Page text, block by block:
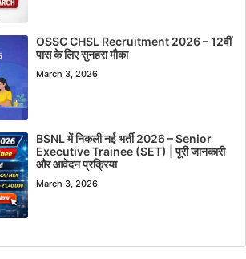
OSSC CHSL Recruitment 2026 – 12वीं
पास के लिए सुनहरा मौका
March 3, 2026
BSNL में निकली नई भर्ती 2026 – Senior
Executive Trainee (SET) | पूरी जानकारी
और आवेदन प्रक्रिया
March 3, 2026